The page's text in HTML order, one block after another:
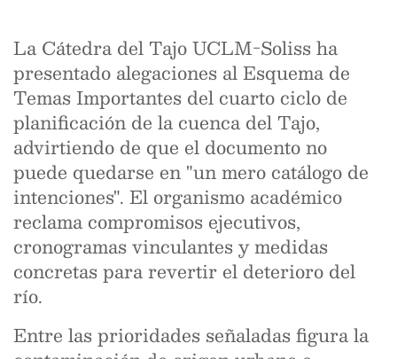
La Cátedra del Tajo UCLM-Soliss ha
presentado alegaciones al Esquema de
Temas Importantes del cuarto ciclo de
planificación de la cuenca del Tajo,
advirtiendo de que el documento no
puede quedarse en "un mero catálogo de
intenciones". El organismo académico
reclama compromisos ejecutivos,
cronogramas vinculantes y medidas
concretas para revertir el deterioro del
río.
Entre las prioridades señaladas figura la